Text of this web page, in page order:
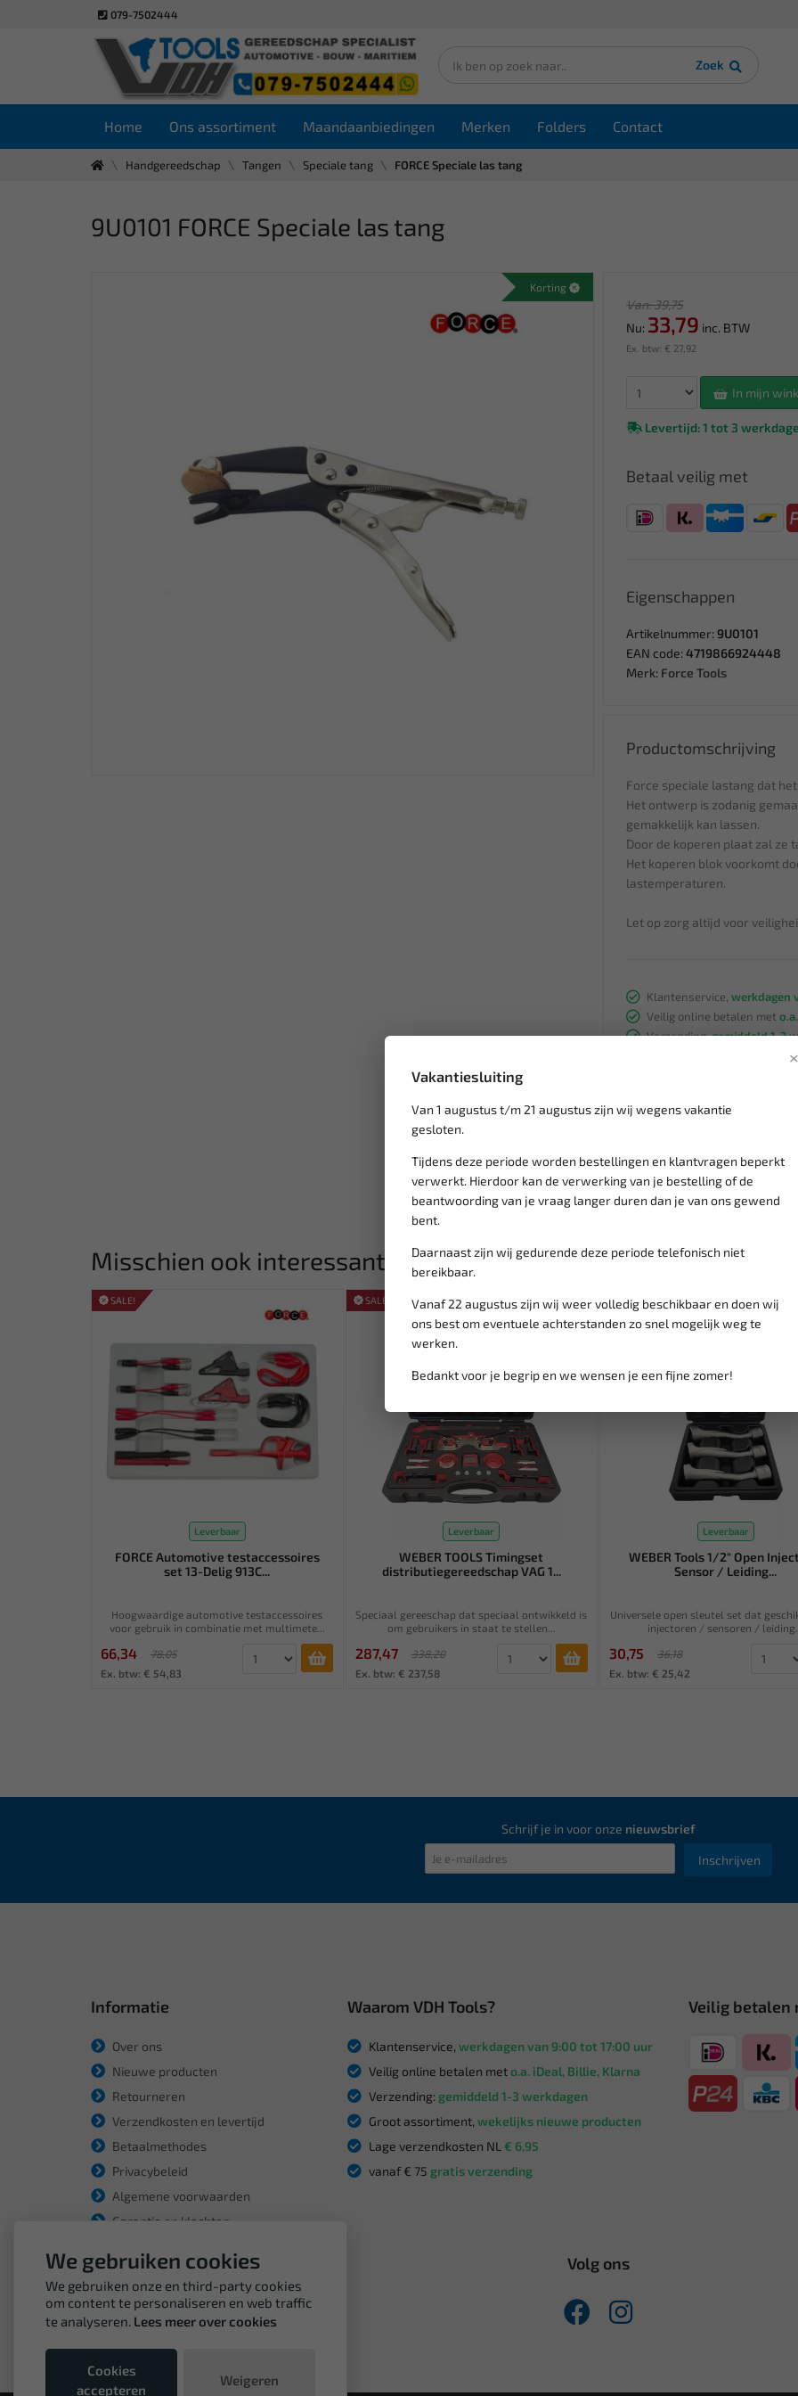
079-7502444
Zoek
Home Ons assortiment Maandaanbiedingen Merken Folders Contact
Handgereedschap Tangen Speciale tang FORCE Speciale las tang
×
Vakantiesluiting
Van 1 augustus t/m 21 augustus zijn wij wegens vakantie
gesloten.
Tijdens deze periode worden bestellingen en klantvragen beperkt
verwerkt. Hierdoor kan de verwerking van je bestelling of de
beantwoording van je vraag langer duren dan je van ons gewend
bent.
Daarnaast zijn wij gedurende deze periode telefonisch niet
bereikbaar.
Vanaf 22 augustus zijn wij weer volledig beschikbaar en doen wij
ons best om eventuele achterstanden zo snel mogelijk weg te
werken.
Bedankt voor je begrip en we wensen je een fijne zomer!
9U0101 FORCE Speciale las tang
Korting
Van: 39,75
Nu: 33,79 inc. BTW
Ex. btw: € 27,92
In mijn
Levertijd: 1 tot 3
Betaal veilig met
Eigenschappen
Artikelnummer: 9U0101
EAN code: 4719866924448
Merk: Force Tools
Productomschrijving
Force speciale lastang dat
Het ontwerp is zodanig
gemakkelijk kan lassen.
Door de koperen plaat zal ze
Het koperen blok voorkomt
lastemperaturen.
Let op zorg altijd voor
Klantenservice, werkdagen
Veilig online betalen met
Verzending:gemiddeld 1-3
Misschien ook interessant:
SALE!
Leverbaar
FORCE Automotive testaccessoires
set 13-Delig 913C...
Hoogwaardige automotive testaccessoires
voor gebruik in combinatie met multimete...
66,34
78,05
Ex. btw: € 54,83
SALE!
Leverbaar
WEBER TOOLS Timingset
distributiegereedschap VAG 1...
Speciaal gereeschap dat speciaal ontwikkeld is
om gebruikers in staat te stellen...
287,47
338,20
Ex. btw: € 237,58
SALE!
Leverbaar
WEBER Tools 1/2" Open
Sensor / Leiding...
Universele open sleutel set dat
injectoren / sensoren / leiding...
30,75
36,18
Ex. btw: € 25,42
Schrijf je in voor onze nieuwsbrief
Inschrijven
Informatie
Over ons
Nieuwe producten
Retourneren
Verzendkosten en levertijd
Betaalmethodes
Privacybeleid
Algemene voorwaarden
Garantie en klachten
Waarom VDH Tools?
Klantenservice, werkdagen van 9:00 tot 17:00 uur
Veilig online betalen meto.a. iDeal, Billie, Klarna
Verzending: gemiddeld 1-3 werkdagen
Groot assortiment, wekelijks nieuwe producten
Lage verzendkosten NL € 6,95
vanaf € 75 gratis verzending
Veilig betalen
Volg ons
We gebruiken cookies
We gebruiken onze en third-party cookies
om content te personaliseren en web traffic
te analyseren. Lees meer over cookies
Cookies
accepteren
Weigeren